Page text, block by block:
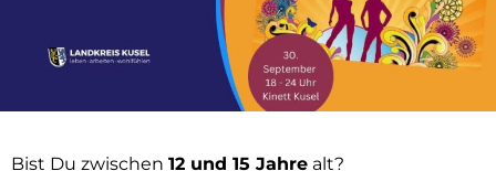
Bist Du zwischen 12 und 15 Jahre alt?